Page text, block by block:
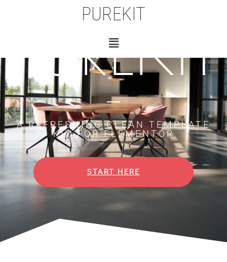
PUREKIT
PUREKIT
A REFRESHING CLEAN TEMPLATE
KIT FOR ELEMENTOR​
START HERE